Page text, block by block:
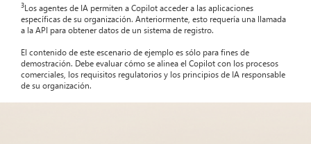
3Los agentes de IA permiten a Copilot acceder a las aplicaciones
específicas de su organización. Anteriormente, esto requería una llamada
a la API para obtener datos de un sistema de registro.
El contenido de este escenario de ejemplo es sólo para fines de
demostración. Debe evaluar cómo se alinea el Copilot con los procesos
comerciales, los requisitos regulatorios y los principios de IA responsable
de su organización.